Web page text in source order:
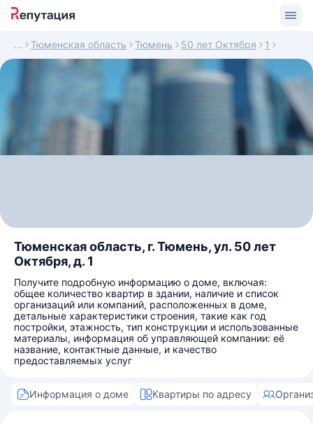
Тюменская область Тюмень 50 лет Октября 1
Тюменская область, г. Тюмень, ул. 50 лет
Октября, д. 1
Получите подробную информацию о доме, включая:
общее количество квартир в здании, наличие и список
организаций или компаний, расположенных в доме,
детальные характеристики строения, такие как год
постройки, этажность, тип конструкции и использованные
материалы, информация об управляющей компании: её
название, контактные данные, и качество
предоставляемых услуг
Информация о доме Квартиры по адресу